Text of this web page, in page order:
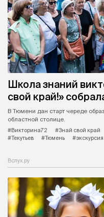
Школа знаний
свой край!»
В Тюмени дан старт череде
областной столице.
#Викторина72
#Знай свой край
#Текутьев
#Тюмень #экскурсия
Вслух.ру